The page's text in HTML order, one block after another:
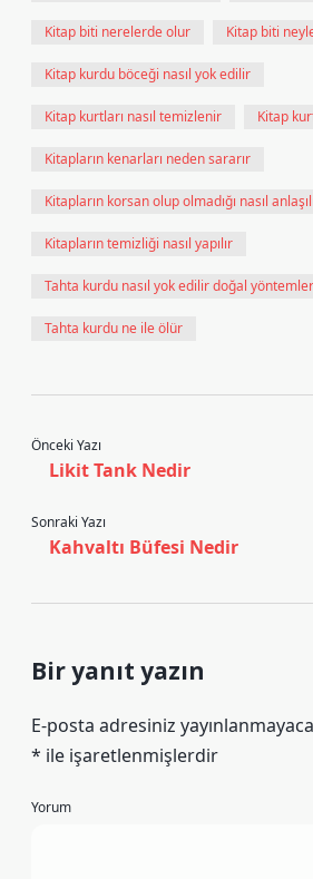
Kitap biti nerelerde olur Kitap biti
Kitap kurdu böceği nasıl yok edilir
Kitap kurtları nasıl temizlenir Kitap
Kitapların kenarları neden sararır
Kitapların korsan olup olmadığı nasıl
Kitapların temizliği nasıl yapılır
Tahta kurdu nasıl yok edilir doğal yöntemler
Tahta kurdu ne ile ölür
Önceki Yazı
Likit Tank Nedir
Sonraki Yazı
Kahvaltı Büfesi Nedir
Bir yanıt yazın
E-posta adresiniz
* ile işaretlenmişlerdir
Yorum